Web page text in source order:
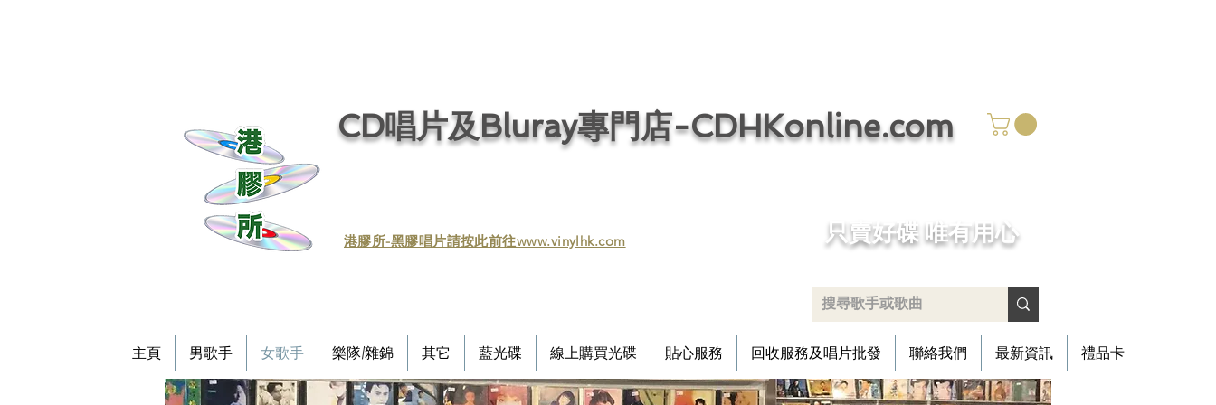
CD唱片及Bluray專門店-CDHKonline.com
​港膠所-黑膠唱片請按此前往www.vinylhk.com ​只賣好碟 唯有用心
主頁 男歌手 女歌手 樂隊/雜錦 其它 藍光碟 線上購買光碟 貼心服務 回收服務及唱片批發 聯絡我們 最新資訊 禮品卡